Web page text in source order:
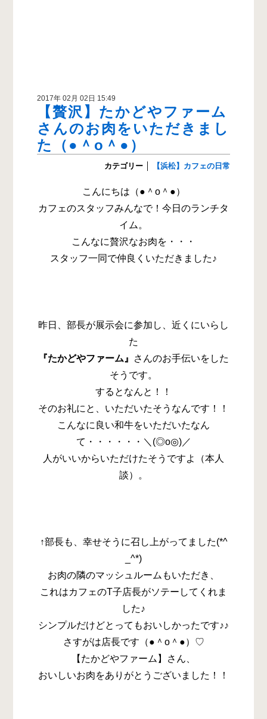
2017年 02月 02日 15:49
【贅沢】たかどやファーム
さんのお肉をいただきまし
た（●＾o＾●）
カテゴリー 【浜松】カフェの日常
こんにちは（●＾o＾●）
カフェのスタッフみんなで！今日のランチタ
イム。
こんなに贅沢なお肉を・・・
スタッフ一同で仲良くいただきました♪
昨日、部長が展示会に参加し、近くにいらし
た
『たかどやファーム』
さんのお手伝いをした
そうです。
するとなんと！！
そのお礼にと、いただいたそうなんです！！
こんなに良い和牛をいただいたなん
て・・・・・・＼(◎o◎)／
人がいいからいただけたそうですよ（本人
談）。
↑部長も、幸せそうに召し上がってました(*^
_^*)
お肉の隣のマッシュルームもいただき、
これはカフェのT子店長がソテーしてくれま
した♪
シンプルだけどとってもおいしかったです♪♪
さすがは店長です（●＾o＾●）♡
【たかどやファーム】さん、
おいしいお肉をありがとうございました！！